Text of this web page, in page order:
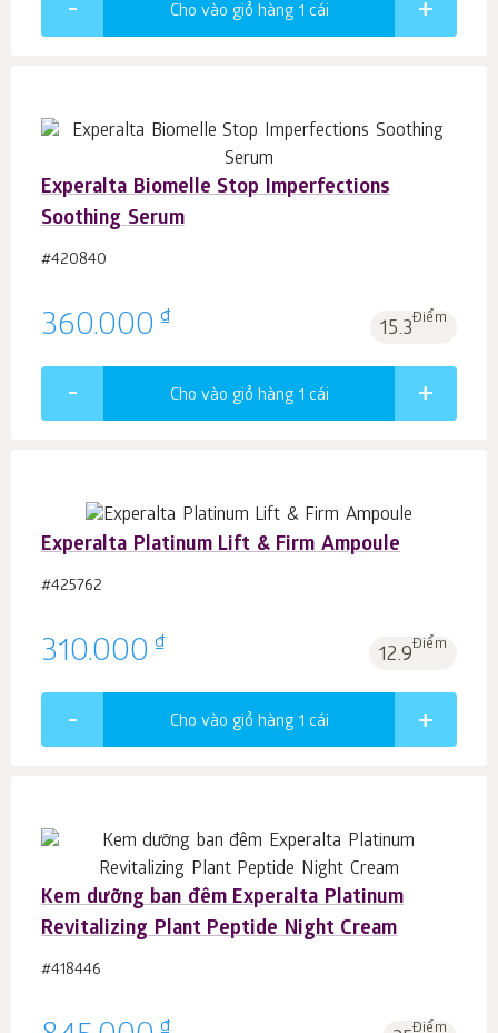
Cho vào giỏ hàng 1 cái
Experalta Biomelle Stop Imperfections
Soothing Serum
#420840
360.000 ₫ 15.3Điểm
Cho vào giỏ hàng 1 cái
Experalta Platinum Lift & Firm Ampoule
#425762
310.000 ₫ 12.9Điểm
Cho vào giỏ hàng 1 cái
Kem dưỡng ban đêm Experalta Platinum
Revitalizing Plant Peptide Night Cream
#418446
Điểm